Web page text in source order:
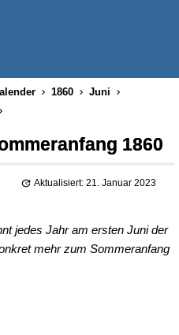
1860
Juni
1860
Aktualisiert: 21. Januar 2023
jedes Jahr am ersten Juni der
mehr zum Sommeranfang